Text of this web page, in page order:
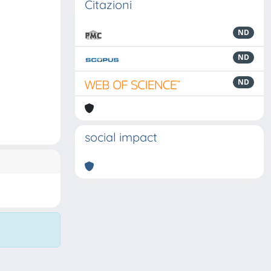
Citazioni
ND
ND
ND
social impact